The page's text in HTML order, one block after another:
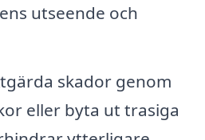
utseende och
skador genom
eller byta ut trasiga